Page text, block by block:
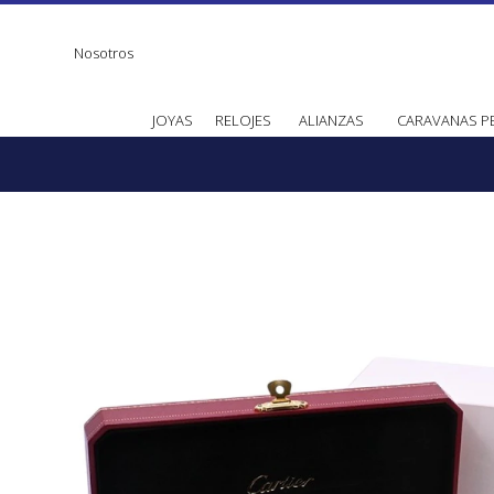
JOYAS RELOJES ALIANZAS CARAVANAS
Nosotros